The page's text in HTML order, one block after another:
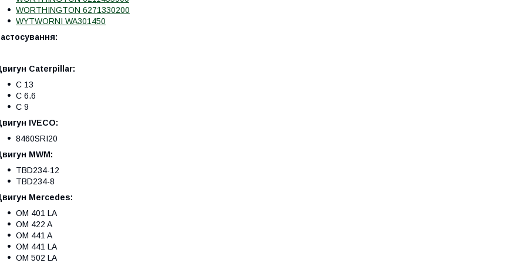
WORTHINGTON 6271330200
WYTWORNI WA301450
Caterpillar:
C 13
C 6.6
C 9
IVECO:
8460SRI20
MWM:
TBD234-12
TBD234-8
Mercedes:
OM 401 LA
OM 422 A
OM 441 A
OM 441 LA
OM 502 LA